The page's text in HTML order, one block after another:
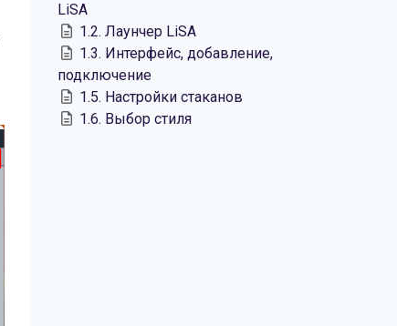
LiSA
1.2. Лаунчер LiSA
1.3. Интерфейс, добавление,
подключение
1.5. Настройки стаканов
1.6. Выбор стиля